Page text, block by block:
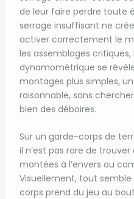
de leur faire perdre toute
serrage insuffisant ne
activer correctement le
les assemblages critiques,
dynamométrique se
montages plus simples,
raisonnable, sans
bien des déboires.
Sur un garde-corps de
il n’est pas rare de
montées à l’envers ou
Visuellement, tout
corps prend du jeu au